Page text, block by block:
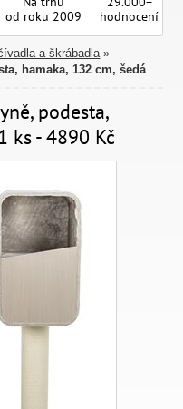
od roku 2009
hodnocení
a škrábadla »
hamaka, 132 cm, šedá
podesta,
ks - 4890 Kč